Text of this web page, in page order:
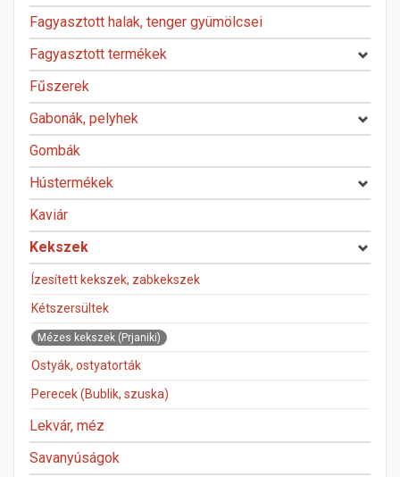
Fagyasztott halak, tenger gyümölcsei
Fagyasztott termékek
Fűszerek
Gabonák, pelyhek
Gombák
Hústermékek
Kaviár
Kekszek
Ízesített kekszek, zabkekszek
Kétszersültek
Mézes kekszek (Prjaniki)
Ostyák, ostyatorták
Perecek (Bublik, szuska)
Lekvár, méz
Savanyúságok